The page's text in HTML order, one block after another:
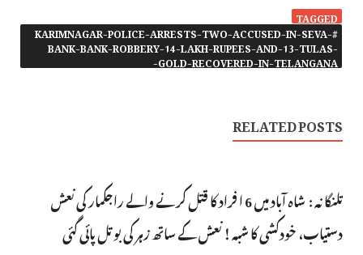
TAGGED
#KARIMNAGAR-POLICE-ARRESTS-TWO-ACCUSED-IN-SEVA-
BANK-BANK-ROBBERY-14-LAKH-RUPEES-AND-13-TULAS-
GOLD-RECOVERED-IN-TELANGANA-
RELATED POSTS
تلنگانہ : شاہ آباد میں 6 ا فراد کا قتل کرنے والے راجکمار کی نعش
دستیاب، خودکشی کا شبہ ! نعش کے ساتھ زہر کی بوتل پائی گئی